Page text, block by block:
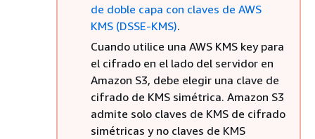
de doble capa con claves de AWS
KMS (DSSE-KMS).
Cuando utilice una AWS KMS key para
el cifrado en el lado del servidor en
Amazon S3, debe elegir una clave de
cifrado de KMS simétrica. Amazon S3
admite solo claves de KMS de cifrado
simétricas y no claves de KMS